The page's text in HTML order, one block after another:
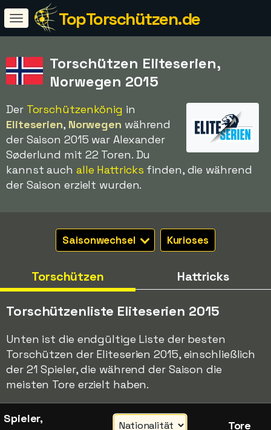
TopTorschützen.de
Torschützen Eliteserien,
Norwegen 2015
Der Torschützenkönig in
Eliteserien, Norwegen während
der Saison 2015 war Alexander
Søderlund mit 22 Toren. Du
kannst auch alle Hattricks finden, die während
der Saison erzielt wurden.
Saisonwechsel Kurioses
Torschützen Hattricks
Torschützenliste Eliteserien 2015
Unten ist die endgültige Liste der besten
Torschützen der Eliteserien 2015, einschließlich
der 21 Spieler, die während der Saison die
meisten Tore erzielt haben.
Spieler,
Tore